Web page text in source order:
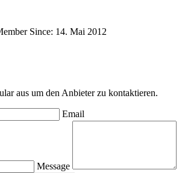
Since: 14. Mai 2012
aus um den Anbieter zu kontaktieren.
Email
Message